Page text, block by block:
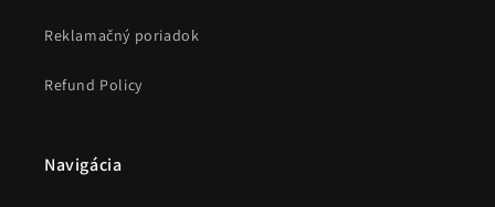
Reklamačný poriadok
Refund Policy
Navigácia